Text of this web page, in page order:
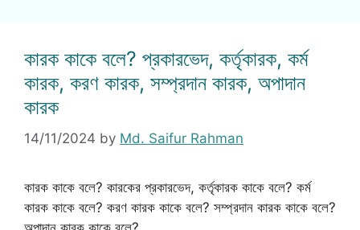
কারক কাকে বলে? প্রকারভেদ, কর্তৃকারক, কর্ম
কারক, করণ কারক, সম্প্রদান কারক, অপাদান
কারক
14/11/2024 by Md. Saifur Rahman
কারক কাকে বলে? কারকের প্রকারভেদ, কর্তৃকারক কাকে বলে? কর্ম
কারক কাকে বলে? করণ কারক কাকে বলে? সম্প্রদান কারক কাকে বলে?